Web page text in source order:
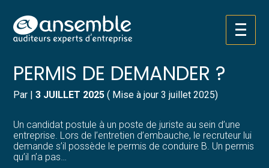
Aller
au
Créer et reprendre une activité
Gérer votre quotidien
Piloter votre entreprise
Développer votre entreprise
Construire votre patrimoine
Pilotez votre gestion
Suivre votre comptabilité
Gérer vos ressources humaines
Dématérialiser vos documents
PERMIS DE CONDUIRE =
PERMIS DE DEMANDER ?
Par |3 JUILLET 2025 ( Mise à jour 3 juillet 2025)
Un candidat postule à un poste de juriste au sein d’une
entreprise. Lors de l’entretien d’embauche, le recruteur lui
demande s’il possède le permis de conduire B. Un permis
qu’il n’a pas…